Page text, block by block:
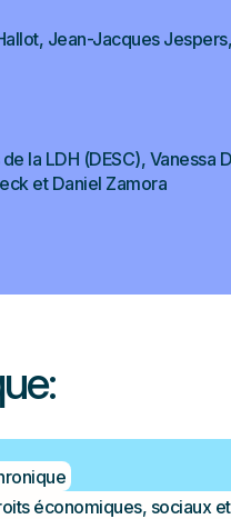
Jean-Jacques
la LDH (DESC),
et Daniel Zamora
économiques, sociaux